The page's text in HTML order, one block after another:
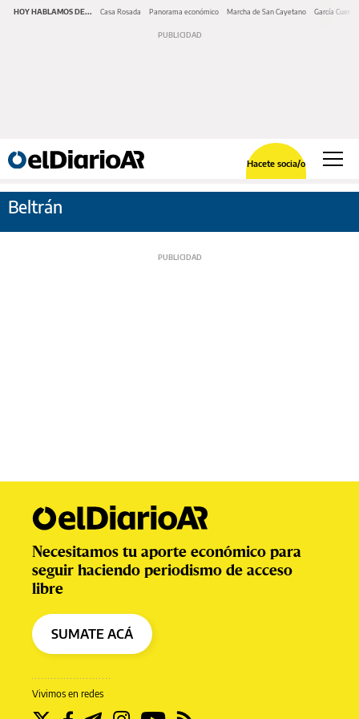
HOY HABLAMOS DE... Casa Rosada Panorama económico Marcha de San Cayetano García Cuerva
Hacete socia/o
Beltrán
Vivimos en redes
Necesitamos tu aporte económico para
seguir haciendo periodismo de acceso
libre
SUMATE ACÁ